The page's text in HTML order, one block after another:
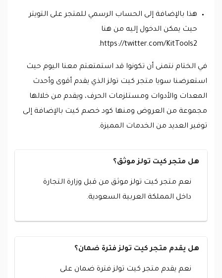
هذا بالإضافة إلى الحساب الرسمي للمتجر على التويتر
حيث يمكن الدخول إليه من هنا
https://twitter.com/KitTools2.
في الختام نتمنى أن تكونوا قد استمتعتم معنا اليوم حيث
استعرضنا سويا متجر كيت تولز الذي يقدم أقوى وأحدث
المعدات والأدوات ومستلزمات الحرف، ويقدم من خلالها
مجموعة من العروض ومنها كود خصم كيت بالإضافة إلى
توفير العديد من الخدمات المميزة.
هل متجر كيت تولز موثق؟
نعم متجر كيت تولز موثق من قبل وزارة التجارة
داخل المملكة العربية السعودية.
هل يقدم متجر كيت تولز فترة ضمان؟
نعم يقدم متجر كيت تولز فترة ضمان على